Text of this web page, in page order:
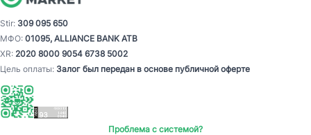
Stir: 309 095 650
МФО: 01095, ALLIANCE BANK ATB
XR: 2020 8000 9054 6738 5002
Цель оплаты: Залог был передан в основе публичной оферте
Проблема с системой?